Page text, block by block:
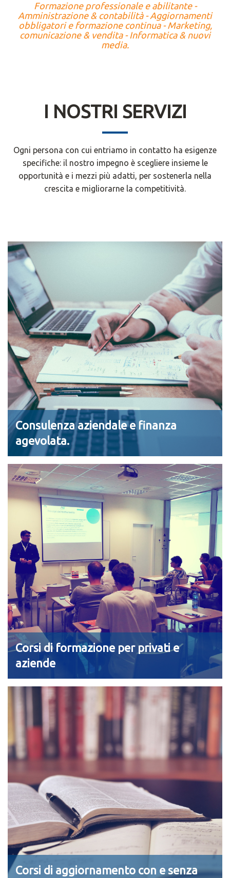
Formazione professionale e abilitante -
Amministrazione & contabilità - Aggiornamenti
obbligatori e formazione continua - Marketing,
comunicazione & vendita - Informatica & nuovi
media.
I NOSTRI SERVIZI
Ogni persona con cui entriamo in contatto ha esigenze
specifiche: il nostro impegno è scegliere insieme le
opportunità e i mezzi più adatti, per sostenerla nella
crescita e migliorarne la competitività.
Consulenza aziendale e finanza
agevolata.
Corsi di formazione per privati e
aziende
Corsi di aggiornamento con e senza